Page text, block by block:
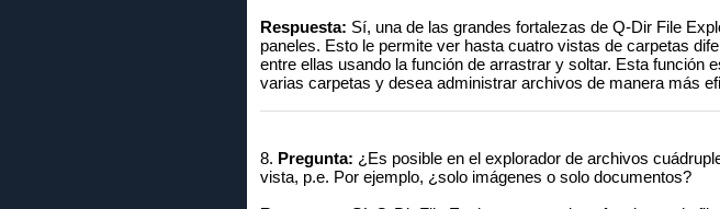
Respuesta: Sí, una de las grandes fortalezas de Q-Dir File
paneles. Esto le permite ver hasta cuatro vistas de carpetas
entre ellas usando la función de arrastrar y soltar. Esta función
varias carpetas y desea administrar archivos de manera más
8. Pregunta: ¿Es posible en el explorador de archivos
vista, p.e. Por ejemplo, ¿solo imágenes o solo documentos?